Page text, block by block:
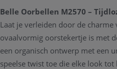
Belle Oorbellen M2570 –
Laat je verleiden door de charme
ovaalvormig oorstekertje is met
een organisch ontwerp met een
speelse twist toe die elke look tot